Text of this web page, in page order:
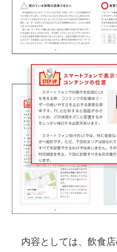
内容としては、飲食